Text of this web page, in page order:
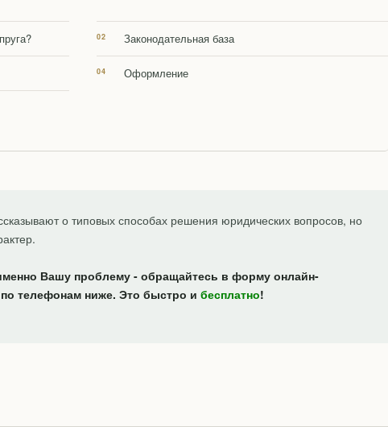
Законодательная база
Оформление
о типовых способах решения юридических вопросов, но
Вашу проблему - обращайтесь в форму онлайн-
по телефонам ниже. Это быстро и бесплатно!